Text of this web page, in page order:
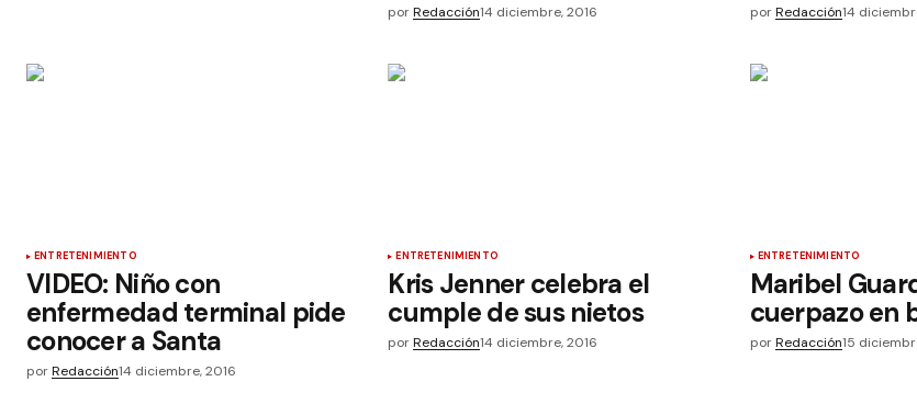
por Redacción14 diciembre, 2016 por Redacción14
ENTRETENIMIENTO
VIDEO: Niño con
enfermedad terminal pide
conocer a Santa
porRedacción14 diciembre, 2016
ENTRETENIMIENTO
Kris Jenner celebra el
cumple de sus nietos
por Redacción14 diciembre, 2016
ENTRETENIMIENTO
Maribel
cuerpazo en
por Redacción15